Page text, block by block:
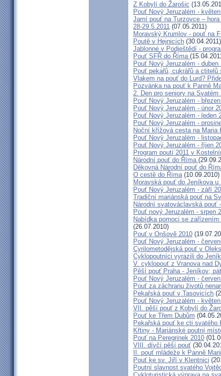
Z Kobylí do Žarošic
Pouť Nový Jeruzalém -
Jarní pouť na Turzovce –
28-29.5.2011 (07.05.2011)
Moravský Krumlov - pouť na
Poutě v Hejnicích (30.04.2011)
Jablonné v Podještědí -
Pouť SFŘ do Říma
Pouť Nový Jeruzalém - duben
Pouť pekařů, cukrářů a ctitelů
Vlakem na pouť do Lurd?
Pozvánka na pouť k Panně
2. Den pro seniory na
Pouť Nový Jeruzalém -
Pouť Nový Jeruzalém - únor
Pouť Nový Jeruzalém - leden
Pouť Nový Jeruzalém -
Noční křížová cesta na Maria
Pouť Nový Jeruzalém -
Pouť Nový Jeruzalém - říjen
Program poutí 2011 v
Národní pouť do Říma
Děkovná Národní pouť do
O cestě do Říma(10.09.2010)
Moravská pouť do Jeníkova u
Pouť Nový Jeruzalém - září
Tradiční mariánská pouť na
Národní svatováclavská pouť
Pouť nový Jeruzalém - srpen
Nabídka pomoci se
(26.07.2010)
Pouť v Onšově 2010
Pouť Nový Jeruzalém -
Cyrilometodějská pouť v
Cyklopoutníci vyrazili do
V. cyklopouť z Vranova nad
Pěší pouť Praha - Jeníkov;
Pouť Nový Jeruzalém -
Pouť za záchranu životů
Pekařská pouť v Tasovicích
Pouť Nový Jeruzalém -
VII. pěší pouť z Kobylí do
Pouť ke Třem Dubům
Pekařská pouť ke cti svatého
Křtiny - Mariánské poutní
Pouť na Peregrinek 2010
VIII. dívčí pěší pouť
II. pouť mládeže k Panně
Pouť ke sv. Jiří v Klentnici
Poutní slavnost svatého